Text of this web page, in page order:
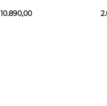
10.890,00